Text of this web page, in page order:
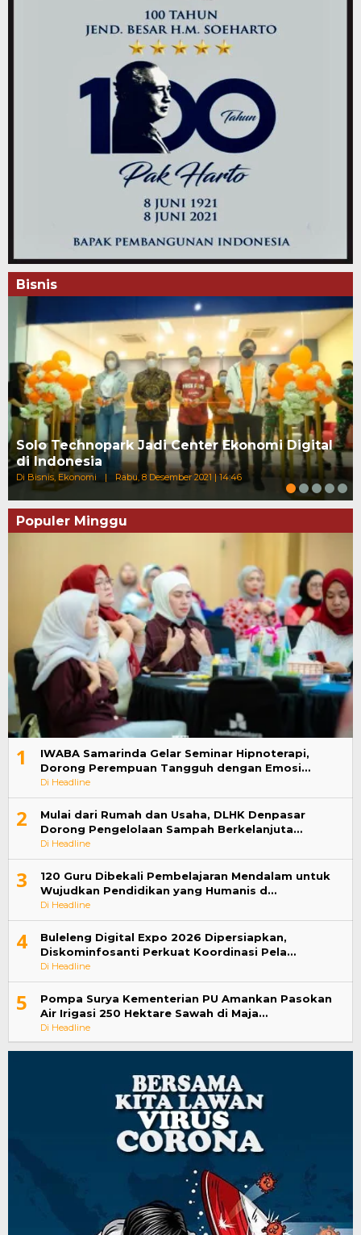
Bisnis
Solo Technopark Jadi Center Ekonomi Digital
di Indonesia
Di Bisnis, Ekonomi | Rabu, 8 Desember 2021 | 14:46
Populer Minggu
1
IWABA Samarinda Gelar Seminar Hipnoterapi,
Dorong Perempuan Tangguh dengan Emosi…
Di Headline
2
Mulai dari Rumah dan Usaha, DLHK Denpasar
Dorong Pengelolaan Sampah Berkelanjuta…
Di Headline
3
120 Guru Dibekali Pembelajaran Mendalam untuk
Wujudkan Pendidikan yang Humanis d…
Di Headline
4
Buleleng Digital Expo 2026 Dipersiapkan,
Diskominfosanti Perkuat Koordinasi Pela…
Di Headline
5
Pompa Surya Kementerian PU Amankan Pasokan
Air Irigasi 250 Hektare Sawah di Maja…
Di Headline